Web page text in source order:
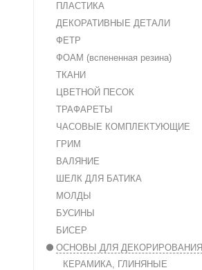
ПЛАСТИКА
ДЕКОРАТИВНЫЕ ДЕТАЛИ
ФЕТР
ФОАМ (вспененная резина)
ТКАНИ
ЦВЕТНОЙ ПЕСОК
ТРАФАРЕТЫ
ЧАСОВЫЕ КОМПЛЕКТУЮЩИЕ
ГРИМ
ВАЛЯНИЕ
ШЕЛК ДЛЯ БАТИКА
МОЛДЫ
БУСИНЫ
БИСЕР
ОСНОВЫ ДЛЯ ДЕКОРИРОВАНИЯ
КЕРАМИКА, ГЛИНЯНЫЕ